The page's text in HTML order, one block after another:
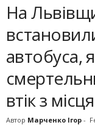
На
автобуса,
втік з
Автор Марченко Ігор -